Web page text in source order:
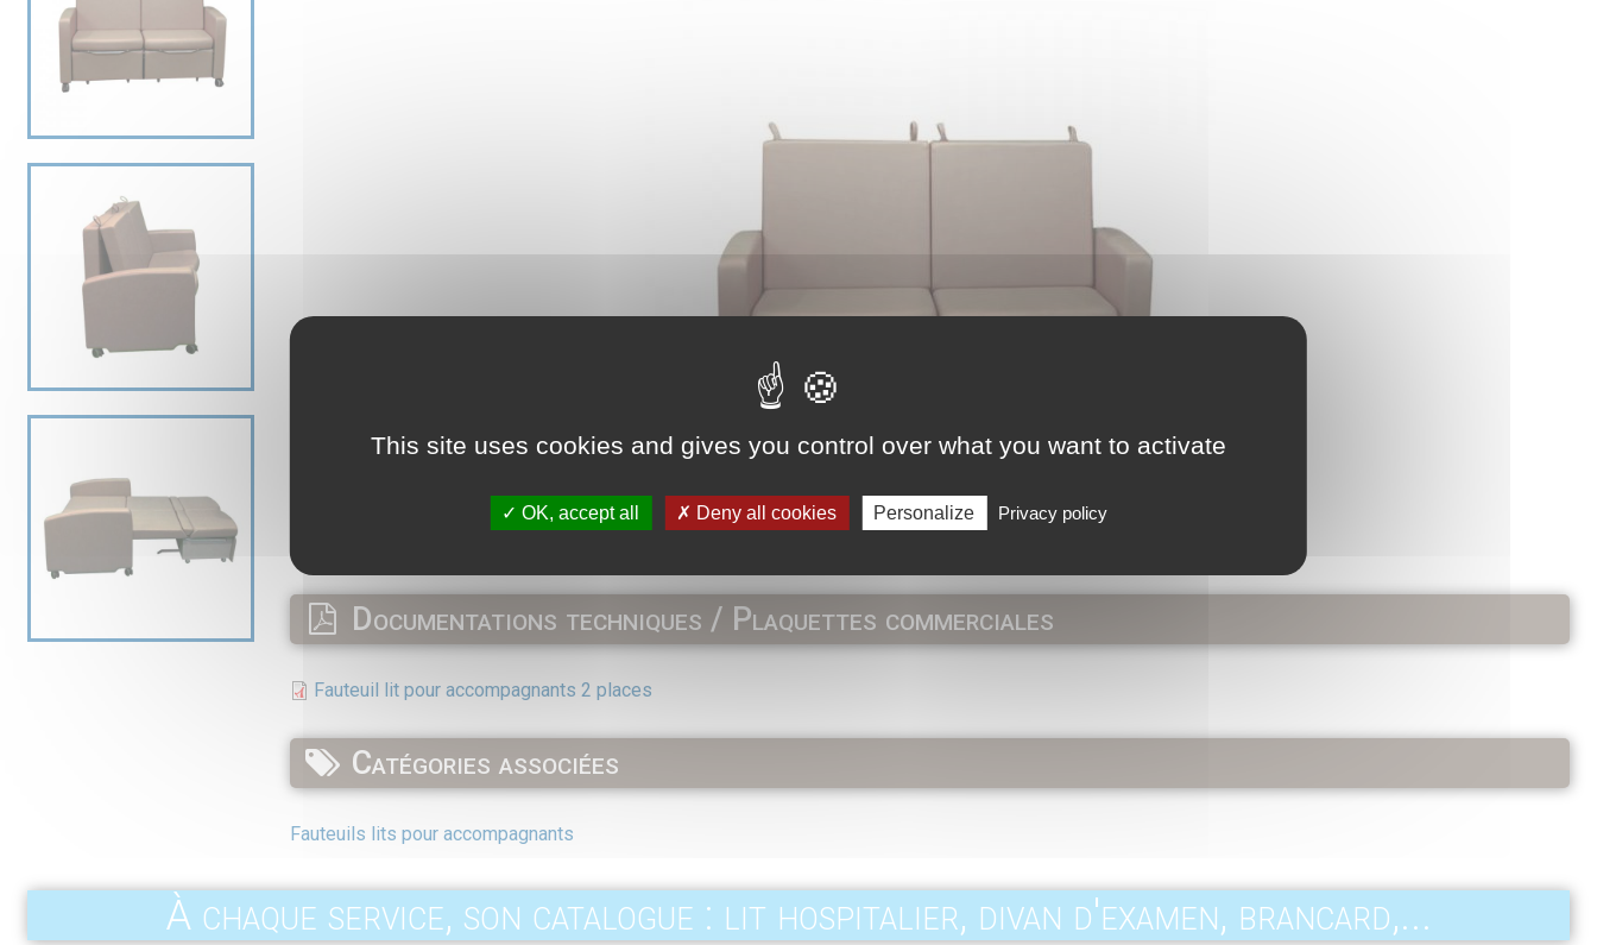
Documentations techniques / Plaquettes commerciales
Fauteuil lit pour accompagnants 2 places
Catégories associées
Fauteuils lits pour accompagnants
À chaque service, son catalogue : lit hospitalier, divan d'examen, brancard,...
This site uses cookies and gives you control over what you want to activate
OK, accept all Deny all cookies Personalize Privacy policy